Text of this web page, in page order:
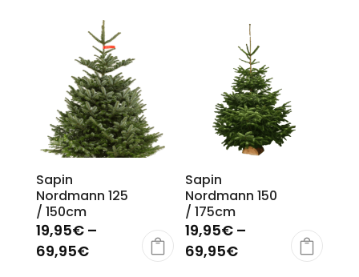
Sapin
Nordmann 125
/ 150cm
19,95€–
69,95€
Sapin
Nordmann 150
/ 175cm
19,95€ –
69,95€